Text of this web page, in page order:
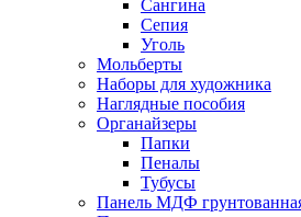
Сангина
Сепия
Уголь
Мольберты
Наборы для художника
Наглядные пособия
Органайзеры
Папки
Пеналы
Тубусы
Панель МДФ